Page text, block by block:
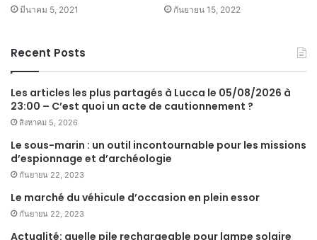
มีนาคม 5, 2021 กันยายน 15, 2022
Recent Posts
Les articles les plus partagés à Lucca le 05/08/2026 à
23:00 – C’est quoi un acte de cautionnement ?
สิงหาคม 5, 2026
Le sous-marin : un outil incontournable pour les missions
d’espionnage et d’archéologie
กันยายน 22, 2023
Le marché du véhicule d’occasion en plein essor
กันยายน 22, 2023
Actualité: quelle pile rechargeable pour lampe solaire